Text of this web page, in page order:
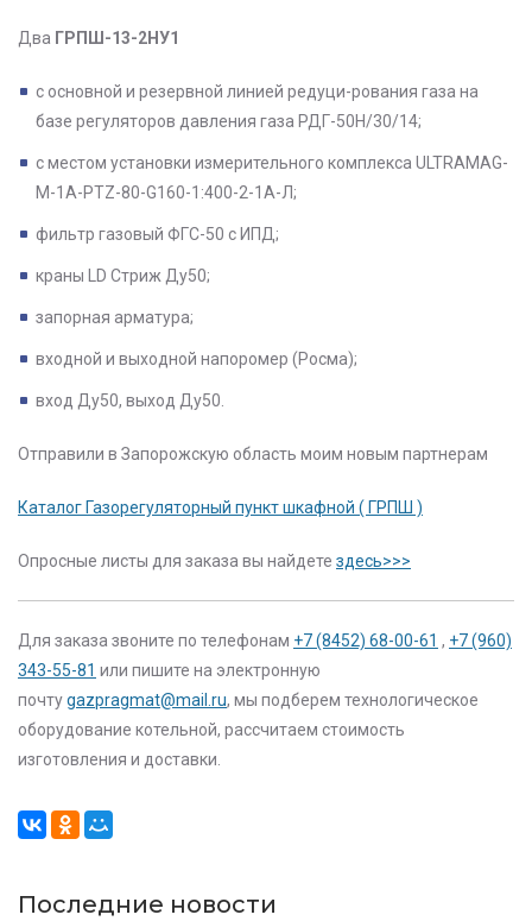
Два ГРПШ-13-2НУ1
с основной и резервной линией редуци-рования газа на
базе регуляторов давления газа РДГ-50Н/30/14;
с местом установки измерительного комплекса ULTRAMAG-
M-1A-PTZ-80-G160-1:400-2-1А-Л;
фильтр газовый ФГС-50 с ИПД;
краны LD Стриж Ду50;
запорная арматура;
входной и выходной напоромер (Росма);
вход Ду50, выход Ду50.
Отправили в Запорожскую область моим новым партнерам
Каталог Газорегуляторный пункт шкафной ( ГРПШ )
Опросные листы для заказа вы найдете здесь>>>
Для заказа звоните по телефонам +7 (8452) 68-00-61 , +7 (960)
343-55-81 или пишите на электронную
почтуgazpragmat@mail.ru, мы подберем технологическое
оборудование котельной, рассчитаем стоимость
изготовления и доставки.
Последние новости